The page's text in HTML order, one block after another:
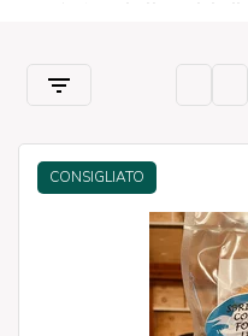
CONSIGLIATO